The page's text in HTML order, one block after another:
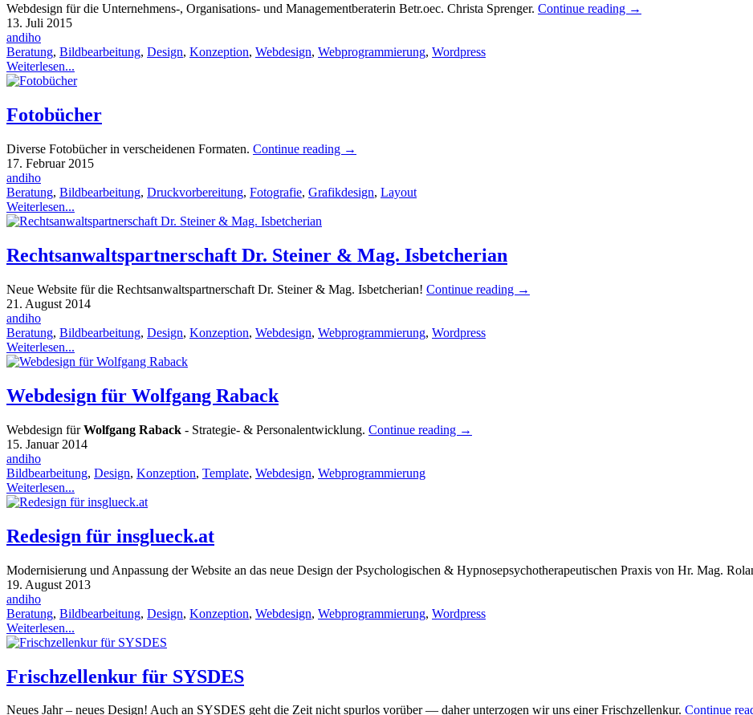
Webdesign für die Unternehmens-, Organisations- und Managementberaterin Betr.oec. Christa Sprenger. Continue reading →
13. Juli 2015
andiho
Beratung, Bildbearbeitung, Design, Konzeption, Webdesign, Webprogrammierung, Wordpress
Weiterlesen...
Fotobücher
Diverse Fotobücher in verscheidenen Formaten. Continue reading →
17. Februar 2015
andiho
Beratung, Bildbearbeitung, Druckvorbereitung, Fotografie, Grafikdesign, Layout
Weiterlesen...
Rechtsanwaltspartnerschaft Dr. Steiner & Mag. Isbetcherian
Neue Website für die Rechtsanwaltspartnerschaft Dr. Steiner & Mag. Isbetcherian! Continue reading →
21. August 2014
andiho
Beratung, Bildbearbeitung, Design, Konzeption, Webdesign, Webprogrammierung, Wordpress
Weiterlesen...
Webdesign für Wolfgang Raback
Webdesign fürWolfgang Raback - Strategie- & Personalentwicklung. Continue reading →
15. Januar 2014
andiho
Bildbearbeitung, Design, Konzeption, Template, Webdesign, Webprogrammierung
Weiterlesen...
Redesign für insglueck.at
Modernisierung und Anpassung der Website an das neue Design der Psychologischen & Hypnosepsychotherapeutischen Praxis von Hr. Mag.
19. August 2013
andiho
Beratung, Bildbearbeitung, Design, Konzeption, Webdesign, Webprogrammierung, Wordpress
Weiterlesen...
Frischzellenkur für SYSDES
Neues Jahr – neues Design! Auch an SYSDES geht die Zeit nicht spurlos vorüber — daher unterzogen wir uns einer Frischzellenkur. Continue